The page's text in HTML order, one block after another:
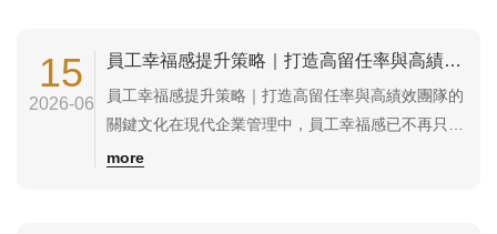
作環境。當組織擁有高信任文化時，員工更願意合...
15
2026-06
員工幸福感提升策略｜打造高留任率與高績效團隊的關鍵文化
員工幸福感提升策略｜打造高留任率與高績效團隊的
關鍵文化在現代企業管理中，員工幸福感已不再只是
福利議題，而是影響人才留任、工作投入度及企業競
more